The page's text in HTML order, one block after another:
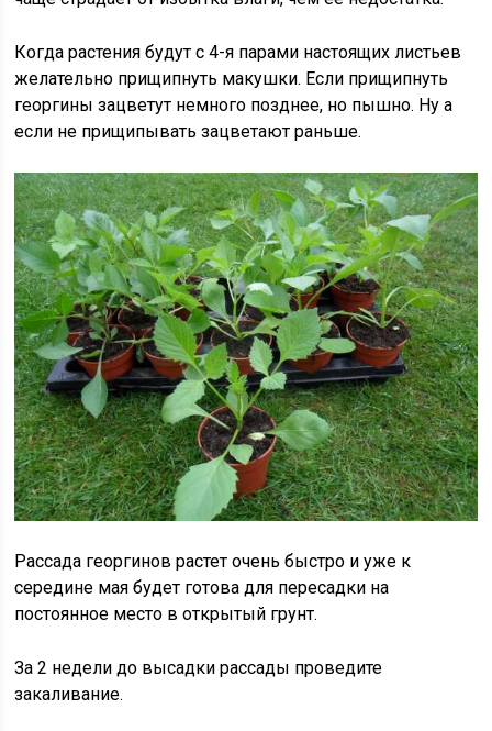
Когда растения будут с 4-я парами настоящих листьев
желательно прищипнуть макушки. Если прищипнуть
георгины зацветут немного позднее, но пышно. Ну а
если не прищипывать зацветают раньше.
Рассада георгинов растет очень быстро и уже к
середине мая будет готова для пересадки на
постоянное место в открытый грунт.
За 2 недели до высадки рассады проведите
закаливание.